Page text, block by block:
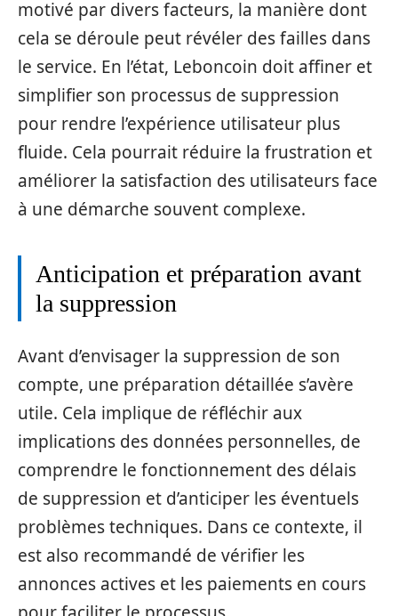
motivé par divers facteurs, la manière dont
cela se déroule peut révéler des failles dans
le service. En l’état, Leboncoin doit affiner et
simplifier son processus de suppression
pour rendre l’expérience utilisateur plus
fluide. Cela pourrait réduire la frustration et
améliorer la satisfaction des utilisateurs face
à une démarche souvent complexe.
Anticipation et préparation avant
la suppression
Avant d’envisager la suppression de son
compte, une préparation détaillée s’avère
utile. Cela implique de réfléchir aux
implications des données personnelles, de
comprendre le fonctionnement des délais
de suppression et d’anticiper les éventuels
problèmes techniques. Dans ce contexte, il
est also recommandé de vérifier les
annonces actives et les paiements en cours